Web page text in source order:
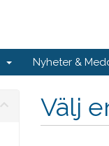
Nyheter &
Välj